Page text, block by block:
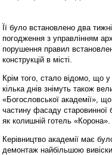
Її було встановлено ​​два
погодження з управлінням
порушення правил
конструкцій в місті.
Крім того, стало відомо, що у
кілька днів знімуть також
«Богословської академії»,
частину фасаду старовинної
як колишній готель «Корона».
Керівництво академії має
демонтаж найбільшою